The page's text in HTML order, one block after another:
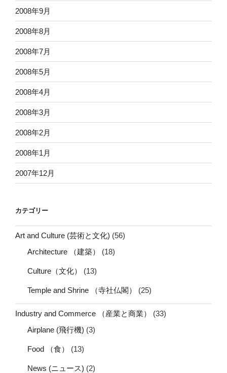
2008年9月
2008年8月
2008年7月
2008年5月
2008年4月
2008年3月
2008年2月
2008年1月
2007年12月
カテゴリー
Art and Culture (芸術と文化) (56)
Architecture （建築）
(18)
Culture（文化） (13)
Temple and Shrine （寺社仏閣） (25)
Industry and Commerce （産業と商業）
(33)
Airplane (飛行機) (3)
Food （食） (13)
News (ニュース) (2)